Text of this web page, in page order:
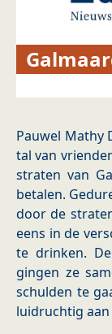
Pauwel Mathy
tal van
straten van
betalen.
door de
eens in de
te drinken.
gingen ze
schulden te
luidruchtig aan